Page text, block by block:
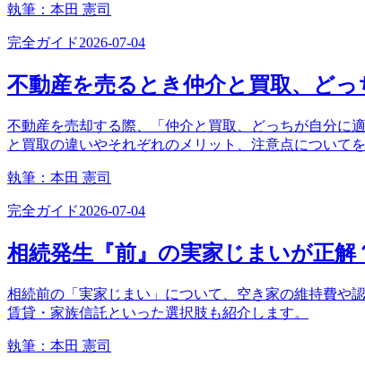
執筆： 本田 憲司
完全ガイド2026-07-04
不動産を売るとき仲介と買取、どっ
不動産を売却する際、「仲介と買取、どっちが自分に
と買取の違いやそれぞれのメリット、注意点について
執筆： 本田 憲司
完全ガイド2026-07-04
相続発生『前』の実家じまいが正
相続前の「実家じまい」について、空き家の維持費や
賃貸・家族信託といった選択肢も紹介します。
執筆： 本田 憲司